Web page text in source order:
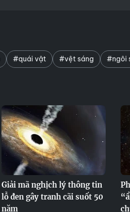
#quái vật #vệt sáng #ngôi
Giải mã nghịch lý thông tin
lỗ đen gây tranh cãi suốt 50
năm